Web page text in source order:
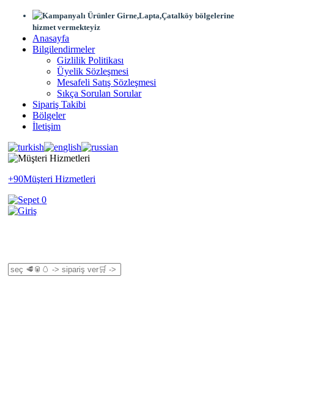
Girne,Lapta,Çatalköy bölgelerine
hizmet vermekteyiz
Anasayfa
Bilgilendirmeler
Gizlilik Politikası
Üyelik Sözleşmesi
Mesafeli Satış Sözleşmesi
Sıkça Sorulan Sorular
Sipariş Takibi
Bölgeler
İletişim
+90Müşteri Hizmetleri
0